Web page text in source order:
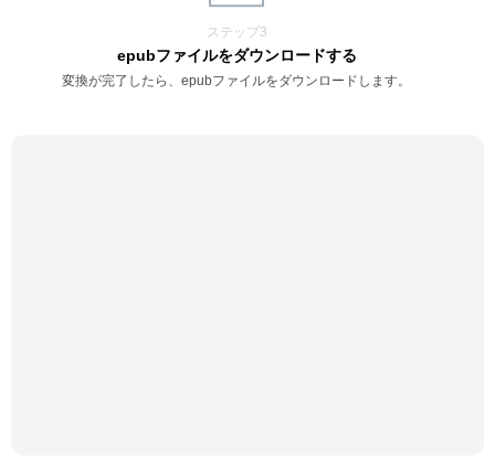
ステップ3
epubファイルをダウンロードする
変換が完了したら、epubファイルをダウンロードします。